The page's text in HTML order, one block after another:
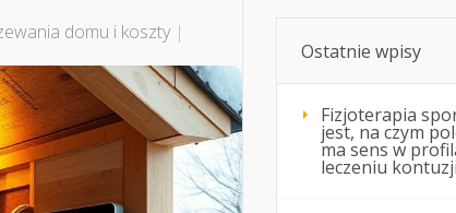
domu i koszty|
Ostatnie wpisy
Fizjoterapia
jest, na czym
ma sens w
leczeniu kontuzji